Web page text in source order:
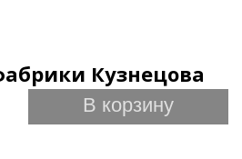
Кузнецова
В корзину